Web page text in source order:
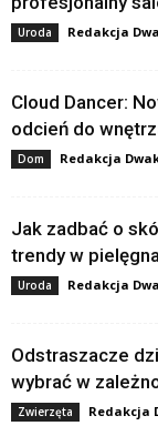
Uroda Redakcja
Cloud Dancer:
odcień do
Dom Redakcja
Jak zadbać o
trendy w
Uroda Redakcja
Odstraszacze
wybrać w
Zwierzęta Redakcja